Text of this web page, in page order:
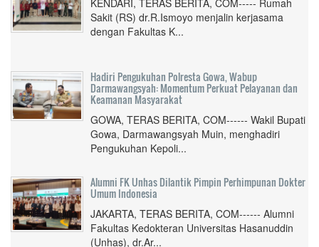
Sakit (RS) dr.R.Ismoyo menjalin kerjasama
dengan Fakultas K...
Hadiri Pengukuhan Polresta Gowa, Wabup
Darmawangsyah: Momentum Perkuat Pelayanan dan
Keamanan Masyarakat
GOWA, TERAS BERITA, COM------ Wakil Bupati
Gowa, Darmawangsyah Muin, menghadiri
Pengukuhan Kepoli...
Alumni FK Unhas Dilantik Pimpin Perhimpunan Dokter
Umum Indonesia
JAKARTA, TERAS BERITA, COM------ Alumni
Fakultas Kedokteran Universitas Hasanuddin
(Unhas), dr.Ar...